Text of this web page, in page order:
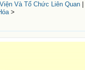
Và Tổ Chức Liên Quan|
>